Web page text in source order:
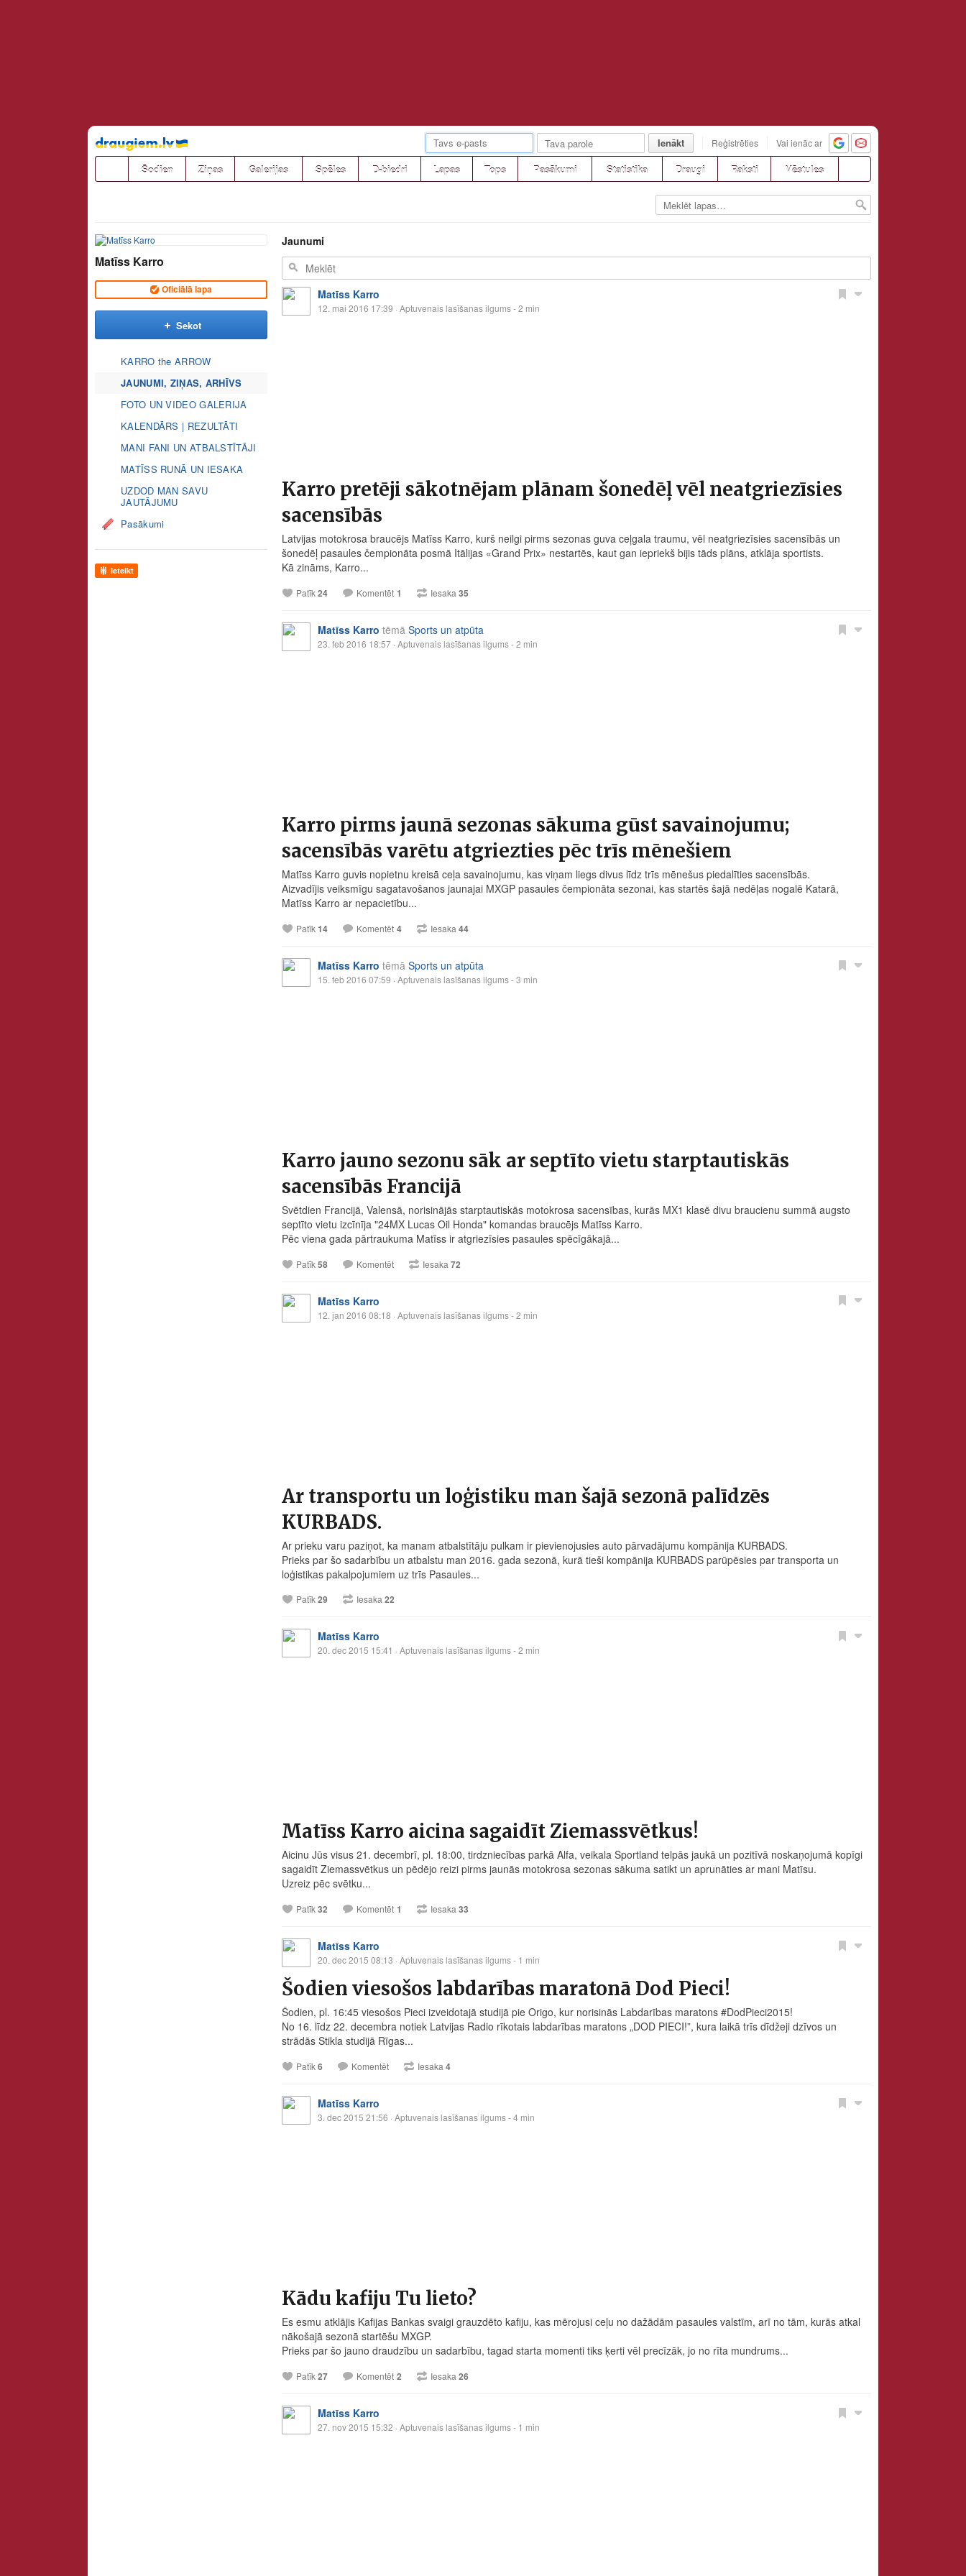
Pāriet
uz
saturu
Ienākt Reģistrēties Vai ienāc ar
Šodien Ziņas Galerijas Spēles D-biedri Lapas Tops Pasākumi Statistika Draugi Raksti Vēstules
Matīss Karro
Oficiālā lapa
Sekot
KARRO the ARROW
JAUNUMI, ZIŅAS, ARHĪVS
FOTO UN VIDEO GALERIJA
KALENDĀRS | REZULTĀTI
MANI FANI UN ATBALSTĪTĀJI
MATĪSS RUNĀ UN IESAKA
UZDOD MAN SAVU
JAUTĀJUMU
Pasākumi
Ieteikt
Jaunumi
Matīss Karro
12. mai 2016 17:39 · Aptuvenais lasīšanas ilgums - 2 min
Karro pretēji sākotnējam plānam šonedēļ vēl neatgriezīsies
sacensībās
Latvijas motokrosa braucējs Matīss Karro, kurš neilgi pirms sezonas guva ceļgala traumu, vēl neatgriezīsies sacensībās un
šonedēļ pasaules čempionāta posmā Itālijas «Grand Prix» nestartēs, kaut gan iepriekš bijis tāds plāns, atklāja sportists.
Kā zināms, Karro...
Patīk24 Komentēt 1 Iesaka 35
Matīss Karro tēmā Sports un atpūta
23. feb 2016 18:57 · Aptuvenais lasīšanas ilgums - 2 min
Karro pirms jaunā sezonas sākuma gūst savainojumu;
sacensībās varētu atgriezties pēc trīs mēnešiem
Matīss Karro guvis nopietnu kreisā ceļa savainojumu, kas viņam liegs divus līdz trīs mēnešus piedalīties sacensībās.
Aizvadījis veiksmīgu sagatavošanos jaunajai MXGP pasaules čempionāta sezonai, kas startēs šajā nedēļas nogalē Katarā,
Matīss Karro ar nepacietību...
Patīk14 Komentēt 4 Iesaka 44
Matīss Karro tēmā Sports un atpūta
15. feb 2016 07:59 · Aptuvenais lasīšanas ilgums - 3 min
Karro jauno sezonu sāk ar septīto vietu starptautiskās
sacensībās Francijā
Svētdien Francijā, Valensā, norisinājās starptautiskās motokrosa sacensības, kurās MX1 klasē divu braucienu summā augsto
septīto vietu izcīnīja "24MX Lucas Oil Honda" komandas braucējs Matīss Karro.
Pēc viena gada pārtraukuma Matīss ir atgriezīsies pasaules spēcīgākajā...
Patīk58 Komentēt Iesaka 72
Matīss Karro
12. jan 2016 08:18 · Aptuvenais lasīšanas ilgums - 2 min
Ar transportu un loģistiku man šajā sezonā palīdzēs
KURBADS.
Ar prieku varu paziņot, ka manam atbalstītāju pulkam ir pievienojusies auto pārvadājumu kompānija KURBADS.
Prieks par šo sadarbību un atbalstu man 2016. gada sezonā, kurā tieši kompānija KURBADS parūpēsies par transporta un
loģistikas pakalpojumiem uz trīs Pasaules...
Patīk29 Iesaka22
Matīss Karro
20. dec 2015 15:41 · Aptuvenais lasīšanas ilgums - 2 min
Matīss Karro aicina sagaidīt Ziemassvētkus!
Aicinu Jūs visus 21. decembrī, pl. 18:00, tirdzniecības parkā Alfa, veikala Sportland telpās jaukā un pozitīvā noskaņojumā kopīgi
sagaidīt Ziemassvētkus un pēdējo reizi pirms jaunās motokrosa sezonas sākuma satikt un aprunāties ar mani Matīsu.
Uzreiz pēc svētku...
Patīk32 Komentēt 1 Iesaka 33
Matīss Karro
20. dec 2015 08:13 · Aptuvenais lasīšanas ilgums - 1 min
Šodien viesošos labdarības maratonā Dod Pieci!
Šodien, pl. 16:45 viesošos Pieci izveidotajā studijā pie Origo, kur norisinās Labdarības maratons ‪#‎DodPieci2015‬!
No 16. līdz 22. decembra notiek Latvijas Radio rīkotais labdarības maratons „DOD PIECI!”, kura laikā trīs dīdžeji dzīvos un
strādās Stikla studijā Rīgas...
Patīk6 Komentēt Iesaka 4
Matīss Karro
3. dec 2015 21:56 · Aptuvenais lasīšanas ilgums - 4 min
Kādu kafiju Tu lieto?
Es esmu atklājis Kafijas Bankas svaigi grauzdēto kafiju, kas mērojusi ceļu no dažādām pasaules valstīm, arī no tām, kurās atkal
nākošajā sezonā startēšu MXGP.
Prieks par šo jauno draudzību un sadarbību, tagad starta momenti tiks ķerti vēl precīzāk, jo no rīta mundrums...
Patīk27 Komentēt 2 Iesaka 26
Matīss Karro
27. nov 2015 15:32 · Aptuvenais lasīšanas ilgums - 1 min